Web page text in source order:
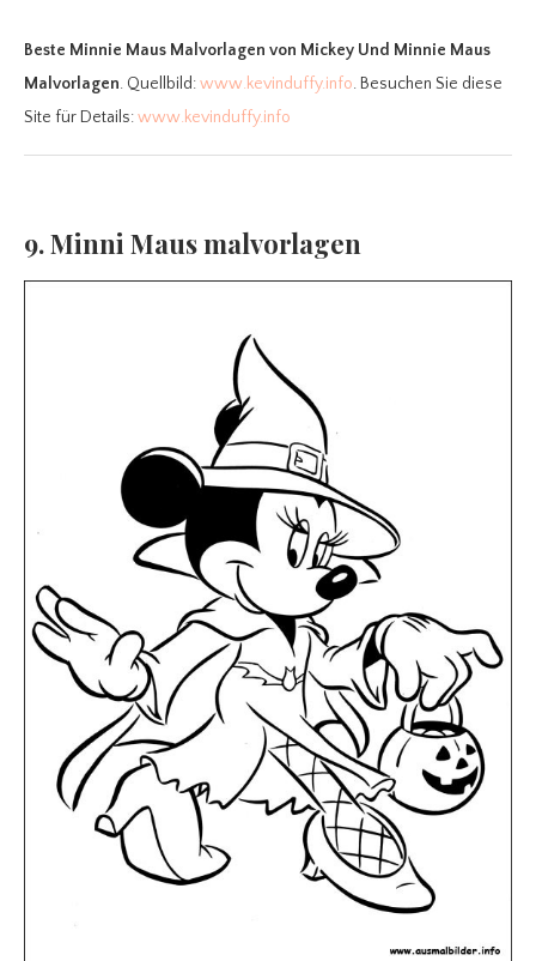
Beste Minnie Maus Malvorlagen von Mickey Und Minnie Maus
Malvorlagen. Quellbild:www.kevinduffy.info. Besuchen Sie diese
Site für Details:www.kevinduffy.info
9. Minni Maus malvorlagen